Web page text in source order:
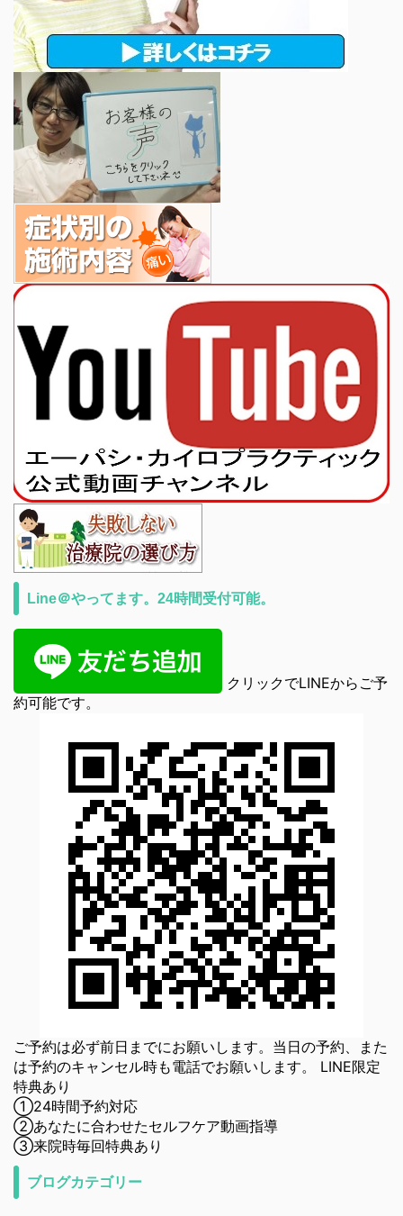
Line＠やってます。24時間受付可能。
クリックでLINEからご予
約可能です。
ご予約は必ず前日までにお願いします。当日の予約、また
は予約のキャンセル時も電話でお願いします。 LINE限定
特典あり
①24時間予約対応
②あなたに合わせたセルフケア動画指導
③来院時毎回特典あり
ブログカテゴリー